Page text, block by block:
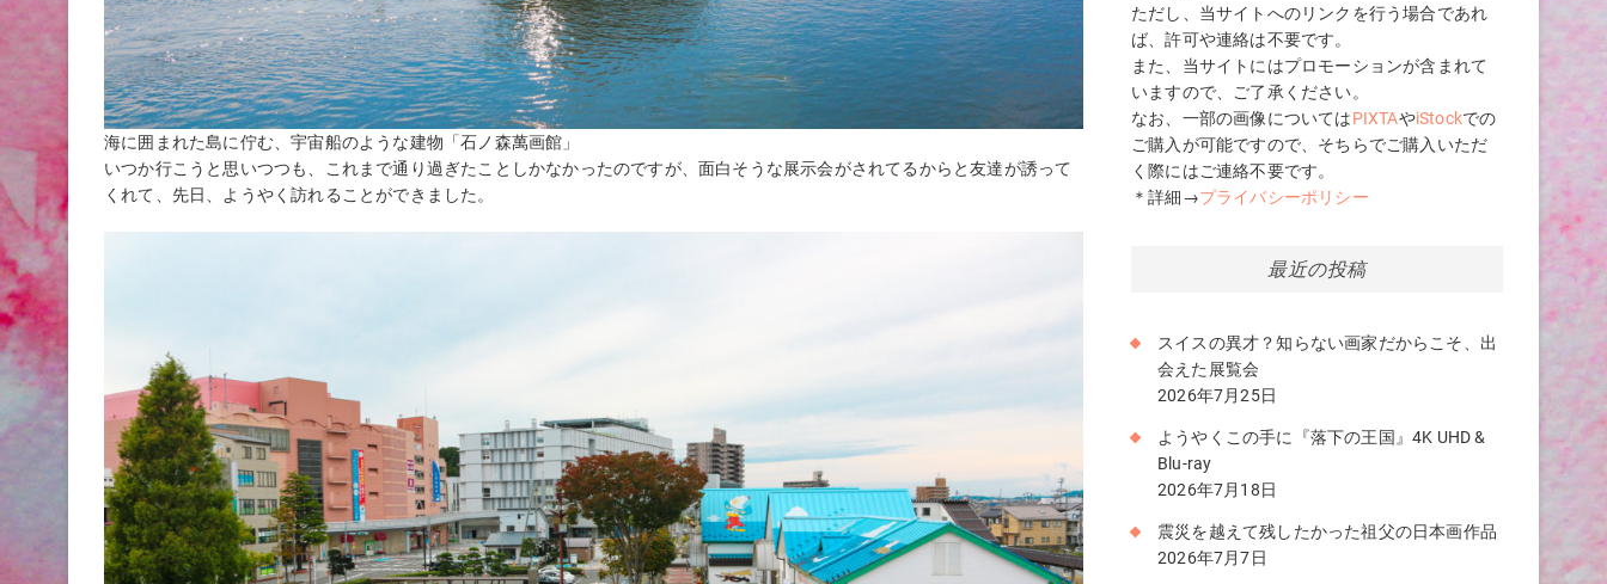
海に囲まれた島に佇む、宇宙船のような建物「石ノ森萬画館」
いつか行こうと思いつつも、これまで通り過ぎたことしかなかったのですが、面白そうな展示会がされてるからと友達が誘って
くれて、先日、ようやく訪れることができました。
ただし、当サイトへのリンクを行う場合であれ
ば、許可や連絡は不要です。
また、当サイトにはプロモーションが含まれて
いますので、ご了承ください。
なお、一部の画像についてはPIXTAやiStockでの
ご購入が可能ですので、そちらでご購入いただ
く際にはご連絡不要です。
＊詳細→プライバシーポリシー
最近の投稿
スイスの異才？知らない画家だからこそ、出
会えた展覧会
2026年7月25日
ようやくこの手に『落下の王国』4K UHD &
Blu-ray
2026年7月18日
震災を越えて残したかった祖父の日本画作品
2026年7月7日